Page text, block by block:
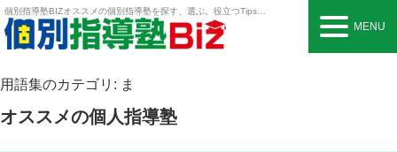
個別指導塾BIZオススメの個別指導塾を探す、選ぶ。役立つTipsも。
MENU
用語集のカテゴリ: ま
オススメの個人指導塾